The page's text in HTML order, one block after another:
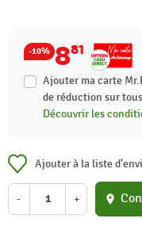
-10% 881
Ajouter ma carte
de réduction sur
Découvrir les
Ajouter à la liste
- + location_on